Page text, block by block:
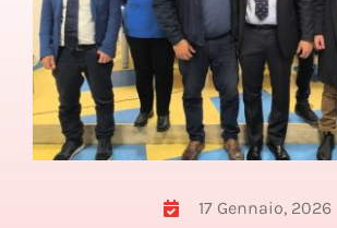
17 Gennaio, 2026